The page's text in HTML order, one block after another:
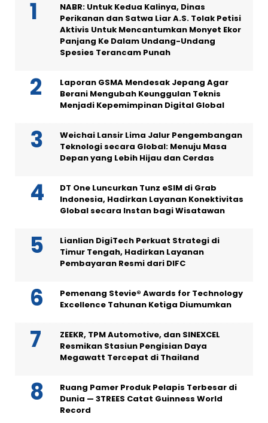
NABR: Untuk Kedua Kalinya, Dinas
Perikanan dan Satwa Liar A.S. Tolak Petisi
Aktivis Untuk Mencantumkan Monyet Ekor
Panjang Ke Dalam Undang-Undang
Spesies Terancam Punah
Laporan GSMA Mendesak Jepang Agar
Berani Mengubah Keunggulan Teknis
Menjadi Kepemimpinan Digital Global
Weichai Lansir Lima Jalur Pengembangan
Teknologi secara Global: Menuju Masa
Depan yang Lebih Hijau dan Cerdas
DT One Luncurkan Tunz eSIM di Grab
Indonesia, Hadirkan Layanan Konektivitas
Global secara Instan bagi Wisatawan
Lianlian DigiTech Perkuat Strategi di
Timur Tengah, Hadirkan Layanan
Pembayaran Resmi dari DIFC
Pemenang Stevie® Awards for Technology
Excellence Tahunan Ketiga Diumumkan
ZEEKR, TPM Automotive, dan SINEXCEL
Resmikan Stasiun Pengisian Daya
Megawatt Tercepat di Thailand
Ruang Pamer Produk Pelapis Terbesar di
Dunia — 3TREES Catat Guinness World
Record